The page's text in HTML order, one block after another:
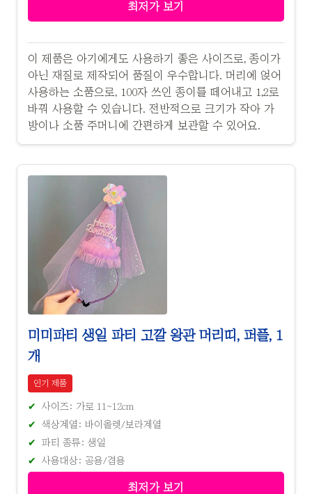
최저가 보기
이 제품은 아기에게도 사용하기 좋은 사이즈로, 종이가
아닌 재질로 제작되어 품질이 우수합니다. 머리에 얹어
사용하는 소품으로, 100자 쓰인 종이를 떼어내고 1,2로
바꿔 사용할 수 있습니다. 전반적으로 크기가 작아 가
방이나 소품 주머니에 간편하게 보관할 수 있어요.
미미파티 생일 파티 고깔 왕관 머리띠, 퍼플, 1
개
인기 제품
사이즈: 가로 11~12cm
색상계열: 바이올렛/보라계열
파티 종류: 생일
사용대상: 공용/겸용
최저가 보기